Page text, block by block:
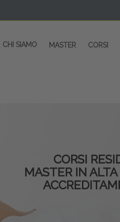
CHI SIAMO MASTER CORSI
CORSI
MASTER IN